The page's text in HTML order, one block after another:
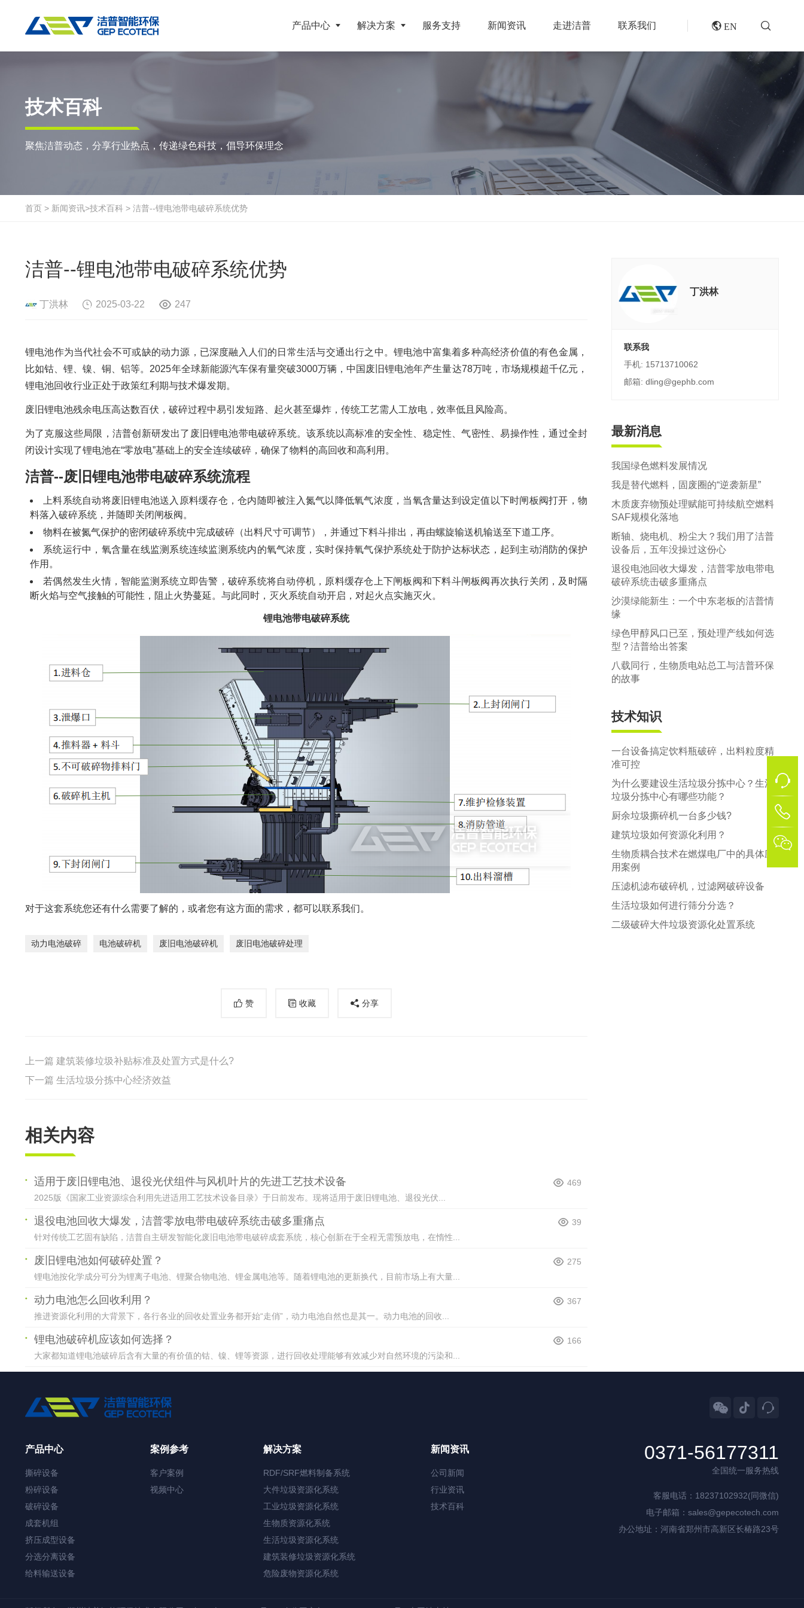
产品中心
双轴撕碎机
单轴撕碎机
液压粗碎机
环锤式粉碎机
鼓式粉碎机
通用型粉碎机
破碎设备
立轴冲击式破碎机
挤压成型设备
生物质颗粒机
液压打包机
封闭式破碎系统
废轮胎热解系统
橡胶破胶机组
分选分离设备
滚筒筛
磁选机
涡电流分选机
解决方案
RDF/SRF燃料制备系统
大件垃圾资源化系统
生物质资源化系统
危险废物资源化系统
陈腐垃圾 废电池
风电叶片 废旧电缆
废桶 硬盘
废旧电路板 旧沙发床垫
江苏地区年产10万吨废纺替代燃料生产线
北京某再生资源分拣中心项目
江西大件垃圾资源化处置项目
浙江工业固废RDF燃料生产线
专题报道
风电叶片回收处理方案及核心设备
垃圾衍生燃料RDF/SRF生产线系统
再生资源绿色分拣中心的建设规划和设备选择
水泥窑协同处置固废预处理系统
建筑,装修,大件垃圾三位一体联合处置
服务支持 新闻资讯 走进洁普 联系我们  EN
技术百科
聚焦洁普动态，分享行业热点，传递绿色科技，倡导环保理念
首页 > 新闻资讯>技术百科 > 洁普--锂电池带电破碎系统优势
洁普--锂电池带电破碎系统优势
丁洪林 2025-03-22 247
锂电池作为当代社会不可或缺的动力源，已深度融入人们的日常生活与交通出行之中。锂电池中富集着多种高经济价值的有色金属，
比如钴、锂、镍、铜、铝等。2025年全球新能源汽车保有量突破3000万辆，中国废旧锂电池年产生量达78万吨，市场规模超千亿元，
锂电池回收行业正处于‌政策红利期‌与‌技术爆发期。
废旧锂电池残余电压高达数百伏，破碎过程中易引发短路、起火甚至爆炸，传统工艺需人工放电，效率低且风险高。
为了克服这些局限，洁普创新研发出了废旧锂电池带电破碎系统。该系统以高标准的安全性、稳定性、气密性、易操作性，通过全封
闭设计实现了锂电池在“零放电”基础上的安全连续破碎，确保了物料的高回收和高利用。‌
洁普--废旧锂电池带电破碎系统流程
上料系统自动将废旧锂电池送入原料缓存仓，仓内随即被注入氮气以降低氧气浓度，当氧含量达到设定值以下时闸板阀打开，物
料落入破碎系统，并随即关闭闸板阀。
物料在被氮气保护的密闭破碎系统中完成破碎（出料尺寸可调节），并通过下料斗排出，再由螺旋输送机输送至下道工序。
系统运行中，氧含量在线监测系统连续监测系统内的氧气浓度，实时保持氧气保护系统处于防护达标状态，起到主动消防的保护
作用。
若偶然发生火情，智能监测系统立即告警，破碎系统将自动停机，原料缓存仓上下闸板阀和下料斗闸板阀再次执行关闭，及时隔
断火焰与空气接触的可能性，阻止火势蔓延。与此同时，灭火系统自动开启，对起火点实施灭火。
锂电池带电破碎系统
对于这套系统您还有什么需要了解的，或者您有这方面的需求，都可以联系我们。
动力电池破碎 电池破碎机 废旧电池破碎机 废旧电池破碎处理
赞 收藏 分享
上一篇 建筑装修垃圾补贴标准及处置方式是什么?
下一篇 生活垃圾分拣中心经济效益
相关内容
适用于废旧锂电池、退役光伏组件与风机叶片的先进工艺技术设备
469
2025版《国家工业资源综合利用先进适用工艺技术设备目录》于日前发布。现将适用于废旧锂电池、退役光伏...
退役电池回收大爆发，洁普零放电带电破碎系统击破多重痛点
39
针对传统工艺固有缺陷，洁普自主研发智能化废旧电池带电破碎成套系统，核心创新在于全程无需预放电，在惰性...
废旧锂电池如何破碎处置？
275
锂电池按化学成分可分为锂离子电池、锂聚合物电池、锂金属电池等。随着锂电池的更新换代，目前市场上有大量...
动力电池怎么回收利用？
367
推进资源化利用的大背景下，各行各业的回收处置业务都开始“走俏”，动力电池自然也是其一。动力电池的回收...
锂电池破碎机应该如何选择？
166
大家都知道锂电池破碎后含有大量的有价值的钴、镍、锂等资源，进行回收处理能够有效减少对自然环境的污染和...
丁洪林
联系我
手机: 15713710062
邮箱: dling@gephb.com
最新消息
我国绿色燃料发展情况
我是替代燃料，固废圈的“逆袭新星”
木质废弃物预处理赋能可持续航空燃料
SAF规模化落地
断轴、烧电机、粉尘大？我们用了洁普
设备后，五年没操过这份心
退役电池回收大爆发，洁普零放电带电
破碎系统击破多重痛点
沙漠绿能新生：一个中东老板的洁普情
缘
绿色甲醇风口已至，预处理产线如何选
型？洁普给出答案
八载同行，生物质电站总工与洁普环保
的故事
技术知识
一台设备搞定饮料瓶破碎，出料粒度精
准可控
为什么要建设生活垃圾分拣中心？生活
垃圾分拣中心有哪些功能？
厨余垃圾撕碎机一台多少钱?
建筑垃圾如何资源化利用？
生物质耦合技术在燃煤电厂中的具体应
用案例
压滤机滤布破碎机，过滤网破碎设备
生活垃圾如何进行筛分分选？
二级破碎大件垃圾资源化处置系统
  
产品中心
撕碎设备
粉碎设备
破碎设备
成套机组
挤压成型设备
分选分离设备
给料输送设备
案例参考
客户案例
视频中心
解决方案
RDF/SRF燃料制备系统
大件垃圾资源化系统
工业垃圾资源化系统
生物质资源化系统
生活垃圾资源化系统
建筑装修垃圾资源化系统
危险废物资源化系统
新闻资讯
公司新闻
行业资讯
技术百科
0371-56177311
全国统一服务热线
客服电话：18237102932(同微信)
电子邮箱：sales@gepecotech.com
办公地址：河南省郑州市高新区长椿路23号
